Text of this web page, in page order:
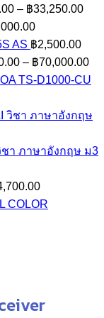
– ฿33,250.00
฿
AS ฿2,500.00
– ฿70,000.00
TS-D1000-CU
า ภาษาอังกฤษ ม3
COLOR